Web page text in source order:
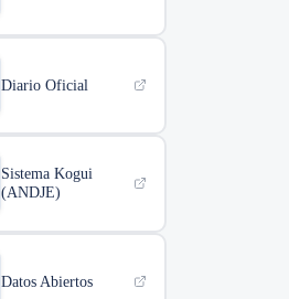
Diario Oficial
Sistema Kogui
(ANDJE)
Datos Abiertos